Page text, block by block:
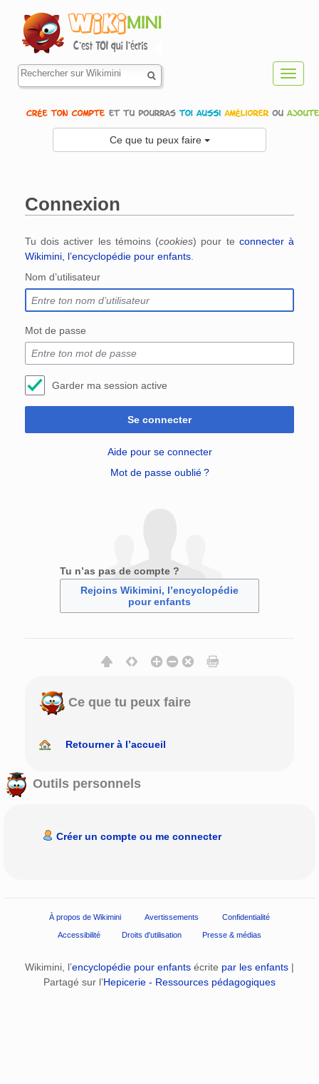
Ce que tu peux faire
Connexion
Tu dois activer les témoins (cookies) pour te connecter à
Wikimini, l’encyclopédie pour enfants.
Nom d’utilisateur
Mot de passe
Garder ma session active
Se connecter
Aide pour se connecter
Mot de passe oublié ?
Tu n’as pas de compte ?
Rejoins Wikimini, l’encyclopédie
pour enfants
Ce que tu peux faire
Retourner à l’accueil
Outils personnels
Créer un compte ou me connecter
À propos de Wikimini Avertissements Confidentialité
Accessibilité Droits d'utilisation Presse & médias
Wikimini, l’encyclopédie pour enfants écrite par les enfants |
Partagé sur l’Hepicerie - Ressources pédagogiques